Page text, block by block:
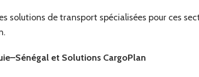
solutions de transport spécialisées pour ces
et Solutions CargoPlan